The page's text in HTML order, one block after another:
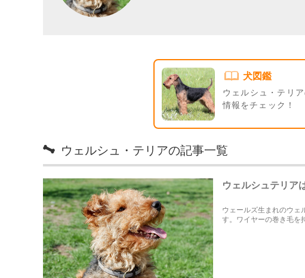
犬図鑑
ウェルシュ・テリ
情報をチェック！
ウェルシュ・テリアの記事一覧
ウェルシュテリア
ウェールズ生まれのウェ
す。ワイヤーの巻き毛を